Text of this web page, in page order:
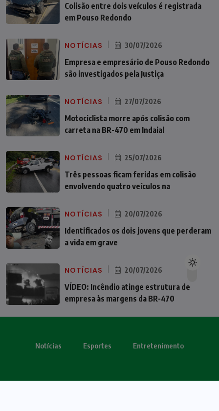
Colisão entre dois veículos é registrada
em Pouso Redondo
NOTÍCIAS 30/07/2026
Empresa e empresário de Pouso Redondo
são investigados pela Justiça
NOTÍCIAS 27/07/2026
Motociclista morre após colisão com
carreta na BR-470 em Indaial
NOTÍCIAS 25/07/2026
Três pessoas ficam feridas em colisão
envolvendo quatro veículos na
NOTÍCIAS 20/07/2026
Identificados os dois jovens que perderam
a vida em grave
NOTÍCIAS 20/07/2026
VÍDEO: Incêndio atinge estrutura de
empresa às margens da BR-470
Notícias Esportes Entretenimento